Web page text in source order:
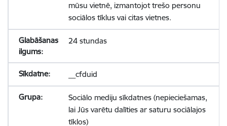
mūsu vietnē, izmantojot trešo personu
sociālos tīklus vai citas vietnes.
24 stundas
__cfduid
Sociālo mediju sīkdatnes (nepieciešamas,
lai Jūs varētu dalīties ar saturu sociālajos
tīklos)